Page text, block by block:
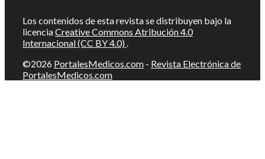
Los contenidos de esta revista se distribuyen bajo la
licenciaCreative Commons Atribución 4.0
Internacional (CC BY 4.0) .
©2026 PortalesMedicos.com - Revista Electrónica de
PortalesMedicos.com